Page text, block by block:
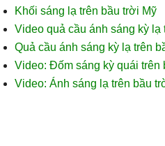
Khối sáng lạ trên bầu trời Mỹ
Video quả cầu ánh sáng kỳ
Quả cầu ánh sáng kỳ lạ trên
Video: Đốm sáng kỳ quái trên
Video: Ánh sáng lạ trên bầu